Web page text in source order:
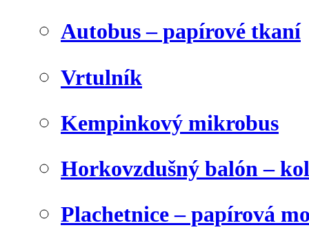
Autobus – papírové tkaní
Vrtulník
Kempinkový mikrobus
Horkovzdušný balón –
Plachetnice – papírová